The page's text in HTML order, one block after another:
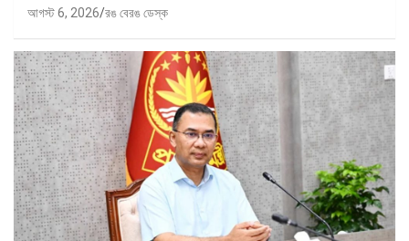
আগস্ট 6, 2026 রঙ বেরঙ ডেস্ক